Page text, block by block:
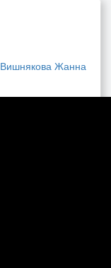
Вишнякова Жанна